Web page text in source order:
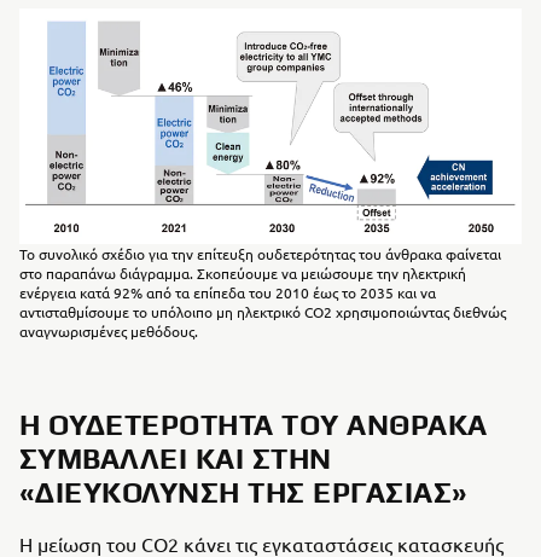
Το συνολικό σχέδιο για την επίτευξη ουδετερότητας του άνθρακα φαίνεται
στο παραπάνω διάγραμμα. Σκοπεύουμε να μειώσουμε την ηλεκτρική
ενέργεια κατά 92% από τα επίπεδα του 2010 έως το 2035 και να
αντισταθμίσουμε το υπόλοιπο μη ηλεκτρικό CO2 χρησιμοποιώντας διεθνώς
αναγνωρισμένες μεθόδους.
Η ΟΥΔΕΤΕΡΌΤΗΤΑ ΤΟΥ ΆΝΘΡΑΚΑ
ΣΥΜΒΆΛΛΕΙ ΚΑΙ ΣΤΗΝ
«ΔΙΕΥΚΌΛΥΝΣΗ ΤΗΣ ΕΡΓΑΣΊΑΣ»
Η μείωση του CO2 κάνει τις εγκαταστάσεις κατασκευής